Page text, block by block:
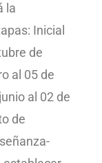
la
Inicial
de
al 05 de
al 02 de
de